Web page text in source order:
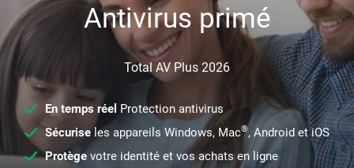
Antivirus primé
Total AV Plus 2026
En temps réel Protection antivirus
Sécuriseles appareils Windows, Mac®, Android et iOS
Protège votre identité et vos achats en ligne